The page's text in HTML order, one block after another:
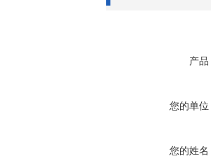
产品
您的单位
您的姓名